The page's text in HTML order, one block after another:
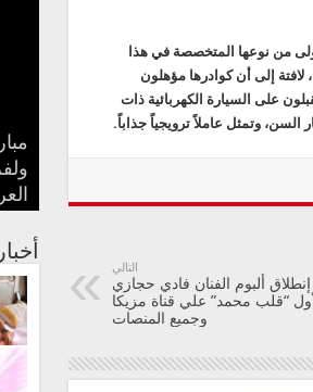
من نوعها المتخصصة في هذا
إلى أن كوادرها مؤهلون
يُقبلون على السيارة الكهربائية ذات
وتمثل عاملاً ترويجياً جذاباً.
التالي
إنطلاق ألبوم الفنان فادي حجازي
“قلب محمد” علي قناة مزيكا
وجميع المنصات
في